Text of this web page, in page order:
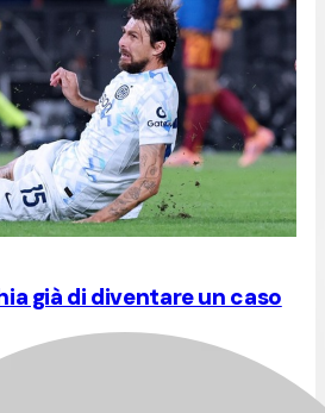
già di diventare un caso